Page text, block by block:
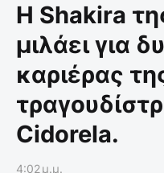
Η Shakira
μιλάει για
καριέρας
Cidorela.
4:02 μ.μ.